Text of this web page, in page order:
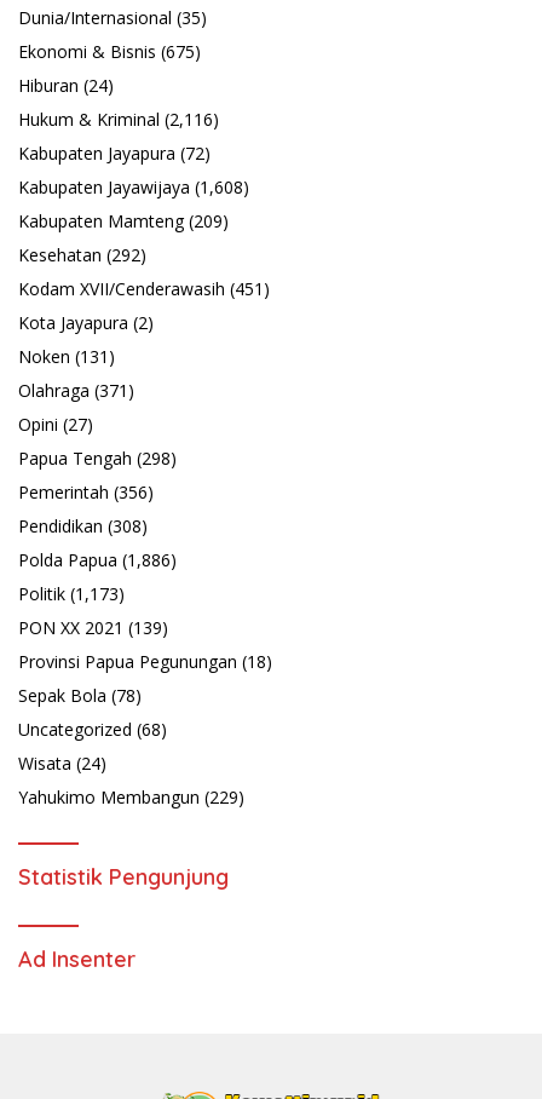
Dunia/Internasional (35)
Ekonomi & Bisnis (675)
Hiburan (24)
Hukum & Kriminal (2,116)
Kabupaten Jayapura (72)
Kabupaten Jayawijaya (1,608)
Kabupaten Mamteng(209)
Kesehatan (292)
Kodam XVII/Cenderawasih (451)
Kota Jayapura (2)
Noken (131)
Olahraga (371)
Opini (27)
Papua Tengah (298)
Pemerintah (356)
Pendidikan (308)
Polda Papua (1,886)
Politik (1,173)
PON XX 2021 (139)
Provinsi Papua Pegunungan (18)
Sepak Bola (78)
Uncategorized (68)
Wisata (24)
Yahukimo Membangun (229)
Statistik Pengunjung
Ad Insenter